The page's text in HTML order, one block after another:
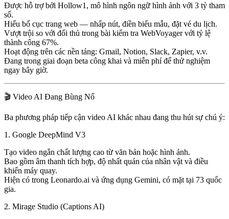
Được hỗ trợ bởi Hollow1 , mô hình ngôn ngữ hình ảnh với 3 tỷ tham
số.
Hiểu bố cục trang web — nhấp nút, điền biểu mẫu, đặt vé du lịch.
Vượt trội so với đối thủ trong bài kiểm tra WebVoyagervới tỷ lệ
thành công 67%.
Hoạt động trên các nền tảng: Gmail, Notion, Slack, Zapier, v.v.
Đang trong giai đoạn beta công khai và miễn phí để thử nghiệm
ngay bây giờ.
🎬 Video AI Đang Bùng Nổ
Ba phương pháp tiếp cận video AI khác nhau đang thu hút sự chú ý:
1. Google DeepMind V3
Tạo video ngắn chất lượng cao từ văn bản hoặc hình ảnh.
Bao gồm âm thanh tích hợp, độ nhất quán của nhân vật và điều
khiển máy quay.
Hiện có trong Leonardo.ai và ứng dụng Gemini, có mặt tại 73 quốc
gia.
2. Mirage Studio (Captions AI)